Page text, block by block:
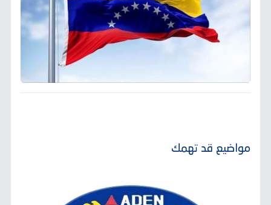
مواضيع قد تهمك